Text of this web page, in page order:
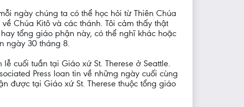
ngày chúng ta có thể học hỏi từ Thiên Chúa
Chúa Kitô và các thánh. Tôi cảm thấy thật
tổng giáo phận này, có thể nghĩ khác hoặc
ngày 30 tháng 8.
cuối tuần tại Giáo xứ St. Therese ở Seattle.
Press loan tin về những ngày cuối cùng
được tại Giáo xứ St. Therese thuộc tổng giáo